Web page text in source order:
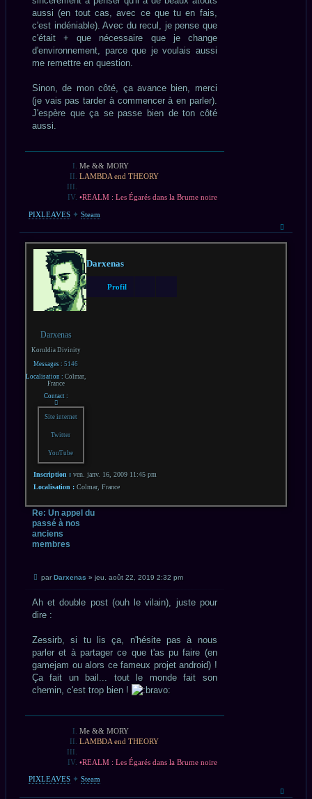
aussi (en tout cas, avec ce que tu en fais,
c'est indéniable). Avec du recul, je pense que
c'était + que nécessaire que je change
d'environnement, parce que je voulais aussi
me remettre en question.
Sinon, de mon côté, ça avance bien, merci
(je vais pas tarder à commencer à en parler).
J'espère que ça se passe bien de ton côté
aussi.
Me && MORY
LAMBDA end THEORY
•REALM : Les Égarés dans la Brume noire
PIXLEAVES ✦ Steam
Darxenas
Koruldia Divinity
Messages : 5146
Localisation : Colmar,
France
Contact :
Darxenas
Site internet
Twitter
YouTube
Darxenas
Profil
Inscription : ven. janv. 16, 2009 11:45 pm
Localisation : Colmar, France
Re: Un appel du
passé à nos
anciens
membres
Message
parDarxenas » jeu. août 22, 2019 2:32 pm
Ah et double post (ouh le vilain), juste pour
dire :
Zessirb, si tu lis ça, n'hésite pas à nous
parler et à partager ce que t'as pu faire (en
gamejam ou alors ce fameux projet android) !
Ça fait un bail... tout le monde fait son
chemin, c'est trop bien !
Me && MORY
LAMBDA end THEORY
•REALM : Les Égarés dans la Brume noire
PIXLEAVES ✦ Steam